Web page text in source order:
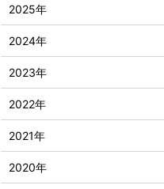
2025年
2024年
2023年
2022年
2021年
2020年